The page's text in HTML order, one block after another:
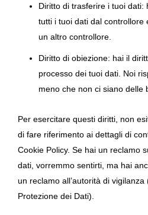
Diritto di trasferire i tuoi dati:
tutti i tuoi dati dal controllore
un altro controllore.
Diritto di obiezione: hai il
processo dei tuoi dati. Noi
meno che non ci siano delle
Per esercitare questi diritti, non
di fare riferimento ai dettagli di
Cookie Policy. Se hai un reclamo
dati, vorremmo sentirti, ma hai
un reclamo all’autorità di vigilanza
Protezione dei Dati).